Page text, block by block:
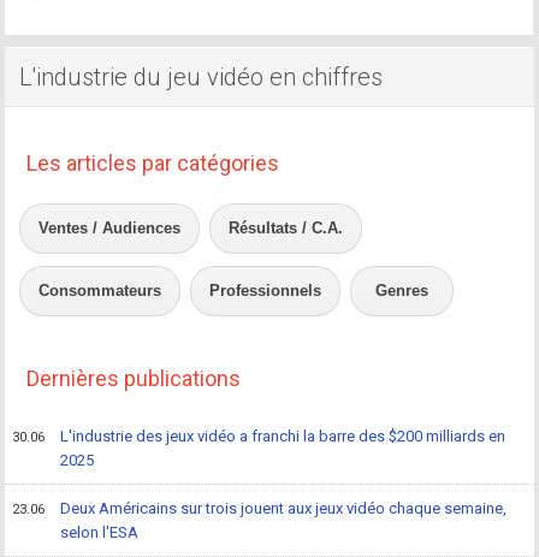
L'industrie du jeu vidéo en chiffres
Les articles par catégories
Ventes / Audiences Résultats / C.A.
Consommateurs Professionnels Genres
Dernières publications
30.06
L'industrie des jeux vidéo a franchi la barre des $200 milliards en
2025
23.06
Deux Américains sur trois jouent aux jeux vidéo chaque semaine,
selon l'ESA